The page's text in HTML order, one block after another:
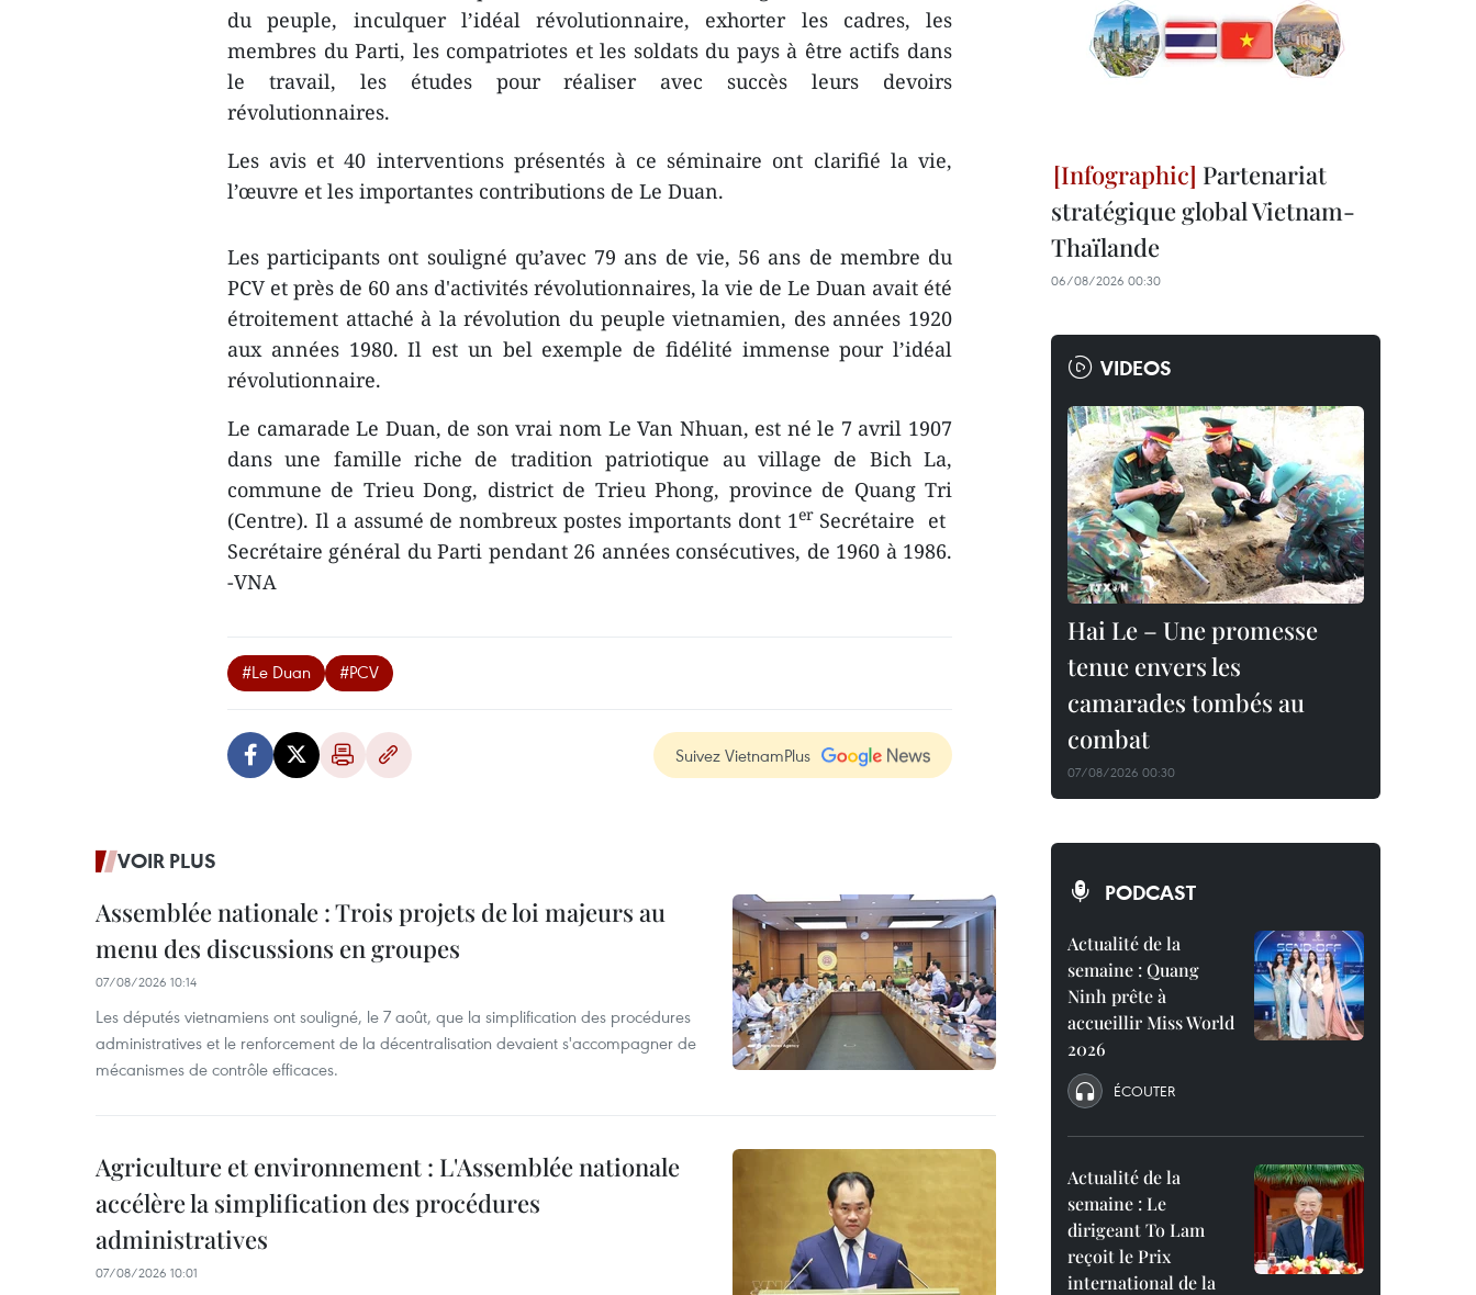
du peuple, inculquer l’idéal révolutionnaire, exhorter les cadres, les
membres du Parti, les compatriotes et les soldats du pays à être actifs dans
le travail, les études pour réaliser avec succès leurs devoirs
révolutionnaires.
Les avis et 40 interventions présentés à ce séminaire ont clarifié la vie,
l’œuvre et les importantes contributions de Le Duan.
Les participants ont ​souligné qu’avec 79 ans de vie, 56 ans de membre du
PCV et près de 60 ans​ d'activités révolutionnaires, la vie de Le Duan avait été
étroitement attaché ​à la révolution du peuple vietnamien, des années 1920
aux années 1980. Il est un bel exemp​le de fidélité immense pour l’idé​al
révolutionnaire.
Le camarade Le Duan, de son vrai nom Le Van Nhuan, est né le 7 avril 1907
dans une famille riche de tradition patriotique au village de Bich La,
commune de Trieu Dong, district de Trieu Phong, province de Quang Tri
(Centre). Il a assumé de nombreux postes importants dont 1er​Secrétaire et ​
Secrétaire général du Parti pendant 26 années consécutives, ​de 1960 à 1986.
-VNA
#Le Duan #PCV
Suivez VietnamPlus
VOIR PLUS
Assemblée nationale : Trois projets de loi majeurs au
menu des discussions en groupes
07/08/2026 10:14
Les députés vietnamiens ont souligné, le 7 août, que la simplification des procédures
administratives et le renforcement de la décentralisation devaient s'accompagner de
mécanismes de contrôle efficaces.
Agriculture et environnement : L'Assemblée nationale
accélère la simplification des procédures
administratives
07/08/2026 10:01
Partenariat
stratégique global Vietnam-
Thaïlande
06/08/2026 00:30
VIDEOS
Hai Le – Une promesse
tenue envers les
camarades tombés au
combat
07/08/2026 00:30
PODCAST
Actualité de la
semaine : Quang
Ninh prête à
accueillir Miss World
2026
ÉCOUTER
Actualité de la
semaine : Le
dirigeant To Lam
reçoit le Prix
international de la